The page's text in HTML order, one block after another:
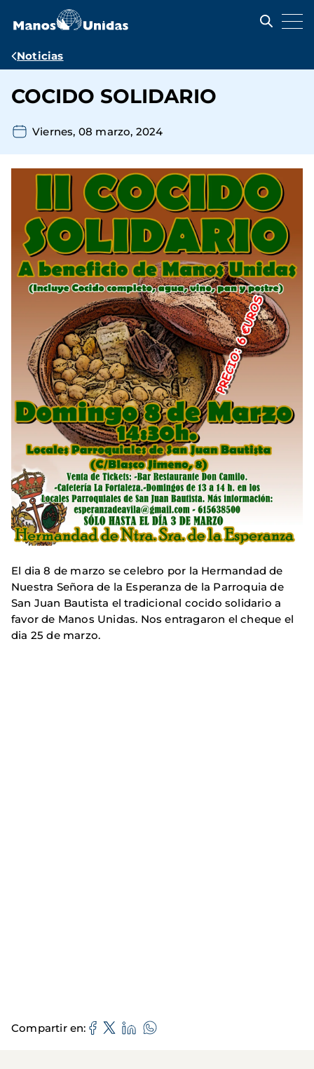
contenido
Ruta
navegación
Noticias
COCIDO SOLIDARIO
Viernes, 08 marzo, 2024
El dia 8 de marzo se celebro por la Hermandad de
Nuestra Señora de la Esperanza de la Parroquia de
San Juan Bautista el tradicional cocido solidario a
favor de Manos Unidas. Nos entragaron el cheque el
dia 25 de marzo.
Compartir en